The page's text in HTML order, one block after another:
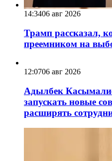
14:3406 авг 2026
Трамп рассказал,
преемником на
12:0706 авг 2026
Адылбек
запускать новые
расширять